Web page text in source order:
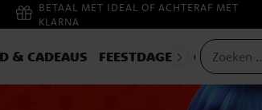
BETAAL MET IDEAL OF ACHTERAF MET
KLARNA
& CADEAUS FEESTDAGEN CARNAVAL